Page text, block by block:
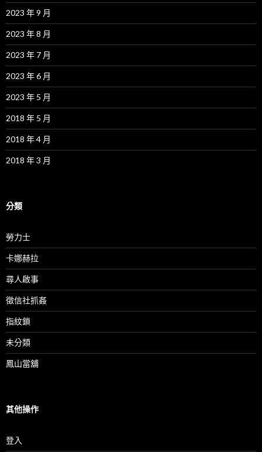
2023 年 9 月
2023 年 8 月
2023 年 7 月
2023 年 6 月
2023 年 5 月
2018 年 5 月
2018 年 4 月
2018 年 3 月
分類
勞力士
卡娜赫拉
尋人啟事
徵信社抓姦
指紋鎖
未分類
鳳山當舖
其他操作
登入